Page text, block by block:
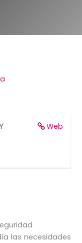
Web
las necesidades